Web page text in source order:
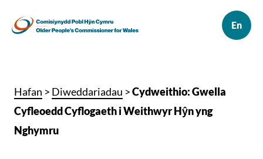
Hafan > Diweddariadau >Cydweithio: Gwella
Cyfleoedd Cyflogaeth i Weithwyr Hŷn yng
Nghymru